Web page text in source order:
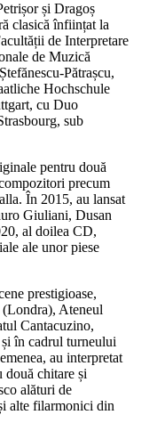
și Dragoș
clasică înființat la
de Interpretare
de Muzică
Pătrașcu,
Hochschule
cu Duo
sub
pentru două
precum
În 2015, au lansat
Giuliani, Dusan
al doilea CD,
ale unor piese
prestigioase,
Ateneul
Cantacuzino,
în cadrul turneului
au interpretat
două chitare și
alături de
alte filarmonici din